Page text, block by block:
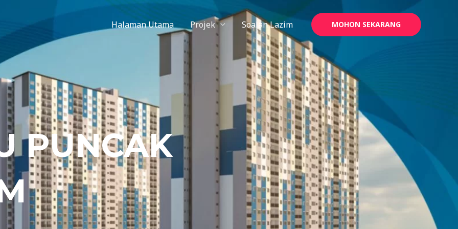
Halaman Utama Projek Soalan Lazim MOHON SEKARANG
PUNCAK